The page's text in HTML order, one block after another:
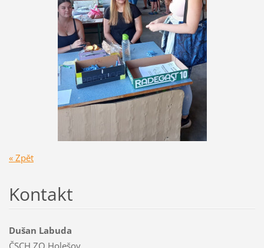
« Zpět
Kontakt
Dušan Labuda
ČSCH ZO Holešov